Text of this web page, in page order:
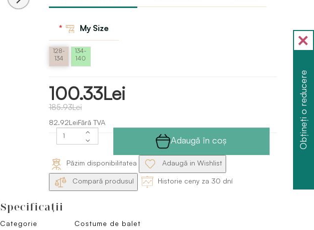
My Size
128-
134
134-
140
100.33Lei
185.93Lei
82.92LeiFără TVA
Adaugă în coş
Păzim disponibilitatea Adaugă in Wishlist
Compară produsul Historie ceny za 30 dní
Specificaţii
Categorie
Costume de balet
Obțineți o reducere